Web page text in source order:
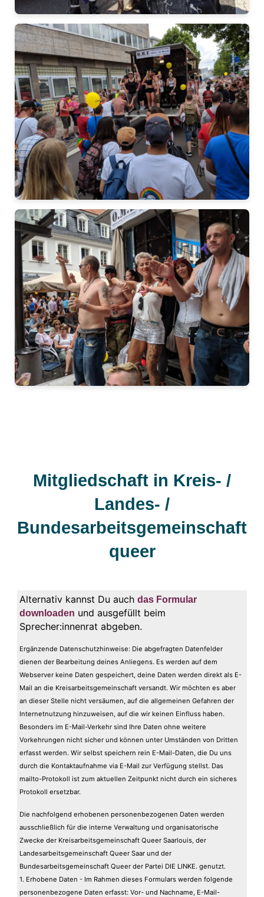
Mitgliedschaft in Kreis- /
Landes- /
Bundesarbeitsgemeinschaft
queer
Alternativ kannst Du auch das Formular
downloaden und ausgefüllt beim
Sprecher:innenrat abgeben.
Ergänzende Datenschutzhinweise: Die abgefragten Datenfelder
dienen der Bearbeitung deines Anliegens. Es werden auf dem
Webserver keine Daten gespeichert, deine Daten werden direkt als E-
Mail an die Kreisarbeitsgemeinschaft versandt. Wir möchten es aber
an dieser Stelle nicht versäumen, auf die allgemeinen Gefahren der
Internetnutzung hinzuweisen, auf die wir keinen Einfluss haben.
Besonders im E-Mail-Verkehr sind Ihre Daten ohne weitere
Vorkehrungen nicht sicher und können unter Umständen von Dritten
erfasst werden. Wir selbst speichern rein E-Mail-Daten, die Du uns
durch die Kontaktaufnahme via E-Mail zur Verfügung stellst. Das
mailto-Protokoll ist zum aktuellen Zeitpunkt nicht durch ein sicheres
Protokoll ersetzbar.
Die nachfolgend erhobenen personenbezogenen Daten werden
ausschließlich für die interne Verwaltung und organisatorische
Zwecke der Kreisarbeitsgemeinschaft Queer Saarlouis, der
Landesarbeitsgemeinschaft Queer Saar und der
Bundesarbeitsgemeinschaft Queer der Partei DIE LINKE. genutzt.
1. Erhobene Daten - Im Rahmen dieses Formulars werden folgende
personenbezogene Daten erfasst: Vor- und Nachname, E-Mail-